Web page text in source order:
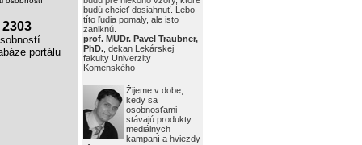
budú chcieť dosiahnuť. Lebo
títo ľudia pomaly, ale isto
zaniknú.
prof. MUDr. Pavel Traubner,
PhD. , dekan Lekárskej
fakulty Univerzity
Komenského
Žijeme v dobe,
kedy sa
osobnosťami
stávajú produkty
mediálnych
kampaní a hviezdy
2303
portálu